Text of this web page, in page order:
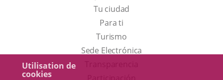
Utilisation de
cookies
Tu ciudad
Para ti
TurismoEste
enlace
Sede Electrónica